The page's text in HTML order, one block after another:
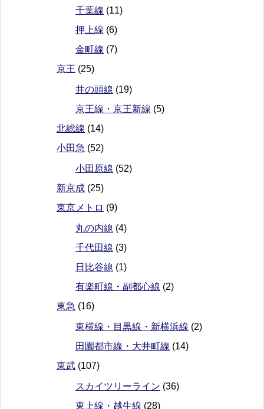
千葉線 (11)
押上線 (6)
金町線 (7)
京王 (25)
井の頭線 (19)
京王線・京王新線 (5)
北総線 (14)
小田急 (52)
小田原線 (52)
新京成 (25)
東京メトロ (9)
丸の内線 (4)
千代田線 (3)
日比谷線 (1)
有楽町線・副都心線 (2)
東急 (16)
東横線・目黒線・新横浜線 (2)
田園都市線・大井町線 (14)
東武 (107)
スカイツリーライン (36)
東上線・越生線 (28)